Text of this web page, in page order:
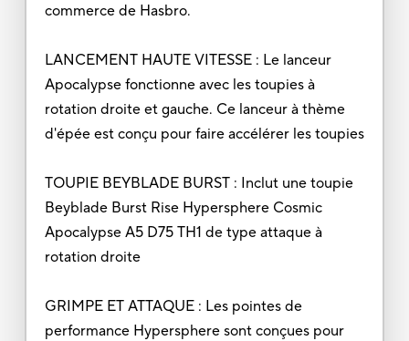
commerce de Hasbro.
LANCEMENT HAUTE VITESSE : Le lanceur
Apocalypse fonctionne avec les toupies à
rotation droite et gauche. Ce lanceur à thème
d'épée est conçu pour faire accélérer les toupies
TOUPIE BEYBLADE BURST : Inclut une toupie
Beyblade Burst Rise Hypersphere Cosmic
Apocalypse A5 D75 TH1 de type attaque à
rotation droite
GRIMPE ET ATTAQUE : Les pointes de
performance Hypersphere sont conçues pour